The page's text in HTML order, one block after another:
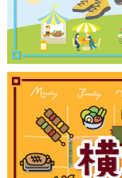
観光ガイド